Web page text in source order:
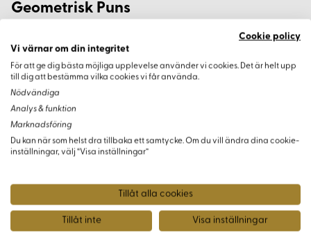
Geometrisk Puns
Placera punsen exakt och använd en hammare för att
prägla mönstret tydligt i lädret
Håll verktyget rent efter användning för att behålla
dess skärpa och precision
Experimentera med olika mönsterarrangemang och
rotationer för att utveckla egna designer
Varianter
Cookie policy
Vi värnar om din integritet
För att ge dig bästa möjliga upplevelse använder vi cookies. Det är helt upp
till dig att bestämma vilka cookies vi får använda.
Nödvändiga
Analys & funktion
Marknadsföring
Du kan när som helst dra tillbaka ett samtycke. Om du vill ändra dina cookie-
inställningar, välj “Visa inställningar”
Tillåt alla cookies
Tillåt inte Visa inställningar